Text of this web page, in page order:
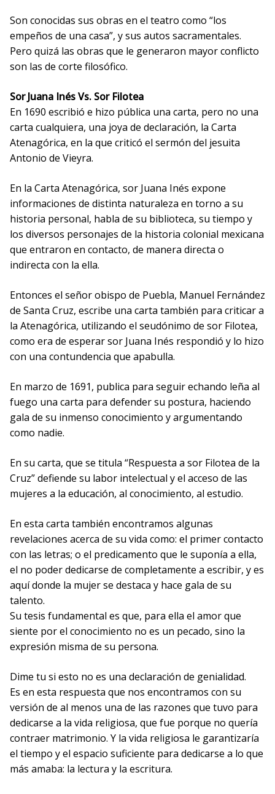
Son conocidas sus obras en el teatro como “los
empeños de una casa”, y sus autos sacramentales.
Pero quizá las obras que le generaron mayor conflicto
son las de corte filosófico.
Sor Juana Inés Vs. Sor Filotea
En 1690 escribió e hizo pública una carta, pero no una
carta cualquiera, una joya de declaración, la Carta
Atenagórica, en la que criticó el sermón del jesuita
Antonio de Vieyra.
En la Carta Atenagórica, sor Juana Inés expone
informaciones de distinta naturaleza en torno a su
historia personal, habla de su biblioteca, su tiempo y
los diversos personajes de la historia colonial mexicana
que entraron en contacto, de manera directa o
indirecta con la ella.
Entonces el señor obispo de Puebla, Manuel Fernández
de Santa Cruz, escribe una carta también para criticar a
la Atenagórica, utilizando el seudónimo de sor Filotea,
como era de esperar sor Juana Inés respondió y lo hizo
con una contundencia que apabulla.
En marzo de 1691, publica para seguir echando leña al
fuego una carta para defender su postura, haciendo
gala de su inmenso conocimiento y argumentando
como nadie.
En su carta, que se titula “Respuesta a sor Filotea de la
Cruz” defiende su labor intelectual y el acceso de las
mujeres a la educación, al conocimiento, al estudio.
En esta carta también encontramos algunas
revelaciones acerca de su vida como: el primer contacto
con las letras; o el predicamento que le suponía a ella,
el no poder dedicarse de completamente a escribir, y es
aquí donde la mujer se destaca y hace gala de su
talento.
Su tesis fundamental es que, para ella el amor que
siente por el conocimiento no es un pecado, sino la
expresión misma de su persona.
Dime tu si esto no es una declaración de genialidad.
Es en esta respuesta que nos encontramos con su
versión de al menos una de las razones que tuvo para
dedicarse a la vida religiosa, que fue porque no quería
contraer matrimonio. Y la vida religiosa le garantizaría
el tiempo y el espacio suficiente para dedicarse a lo que
más amaba: la lectura y la escritura.